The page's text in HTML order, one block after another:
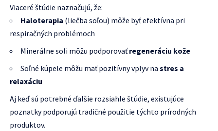
Viaceré štúdie naznačujú, že:
Haloterapia (liečba soľou) môže byť efektívna pri
respiračných problémoch
Minerálne soli môžu podporovať regeneráciu kože
Soľné kúpele môžu mať pozitívny vplyv na stres a
relaxáciu
Aj keď sú potrebné ďalšie rozsiahle štúdie, existujúce
poznatky podporujú tradičné použitie týchto prírodných
produktov.